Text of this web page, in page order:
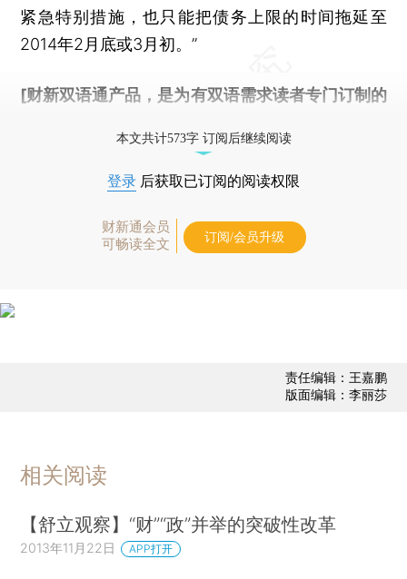
紧急特别措施，也只能把债务上限的时间拖延至
2014年2月底或3月初。”
[财新双语通产品，是为有双语需求读者专门订制的
本文共计573字 订阅后继续阅读
登录 后获取已订阅的阅读权限
财新通会员
可畅读全文
订阅/会员升级
责任编辑：王嘉鹏
版面编辑：李丽莎
相关阅读
【舒立观察】“财”“政”并举的突破性改革
2013年11月22日 APP打开